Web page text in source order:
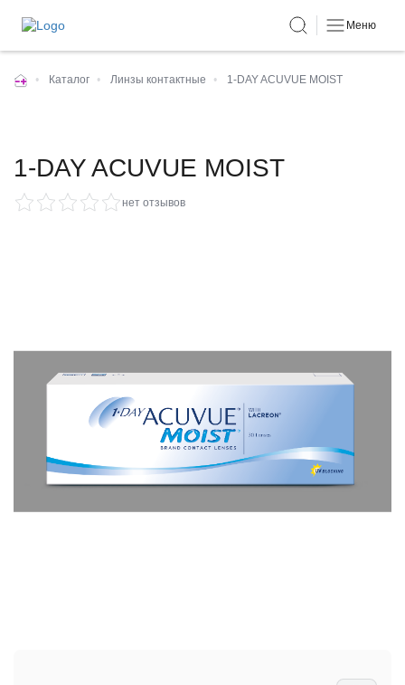
Меню
• Каталог • Линзы контактные • 1-DAY ACUVUE MOIST
1-DAY ACUVUE MOIST
нет отзывов